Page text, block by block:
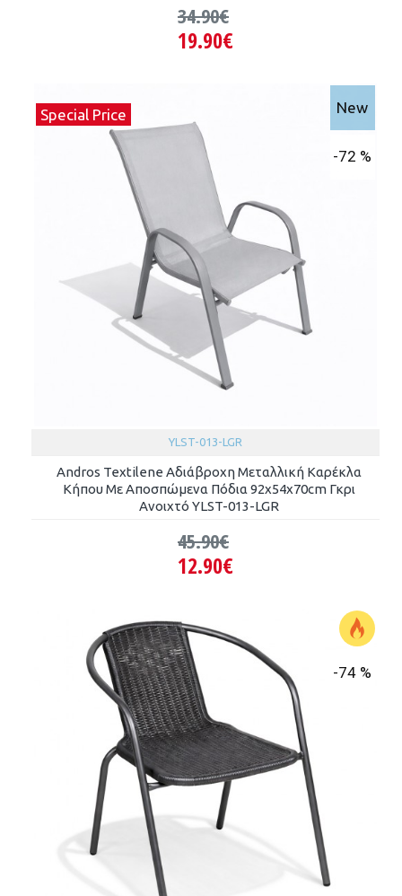
19.90€
34.90€
Special Price New
-72 %
YLST-013-LGR
Andros Textilene Αδιάβροχη Μεταλλική Καρέκλα
Κήπου Με Αποσπώμενα Πόδια 92x54x70cm Γκρι
Ανοιχτό YLST-013-LGR
12.90€
45.90€
-74 %